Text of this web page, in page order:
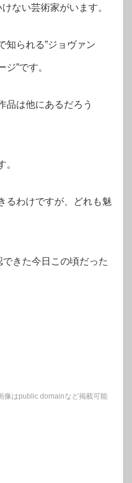
ない芸術家がいます。
知られる”ジョヴァン
”です。
品は他にあるだろう
。
るわけですが、どれも魅
できた今日この頃だった
像はpublic domainなど掲載可能